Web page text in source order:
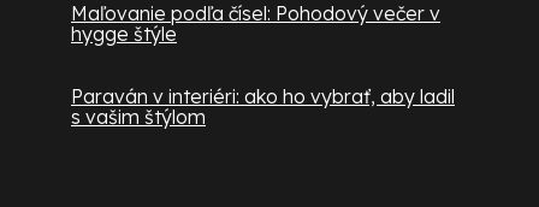
Maľovanie podľa čísel: Pohodový večer v
hygge štýle
Paraván v interiéri: ako ho vybrať, aby ladil
s vašim štýlom